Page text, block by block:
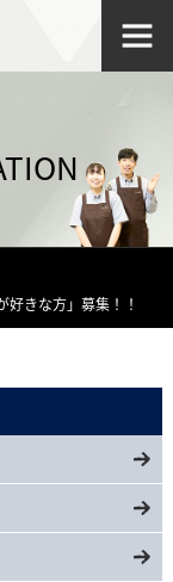
好きな方」募集！！